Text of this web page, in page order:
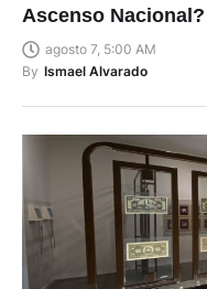
Ascenso
agosto 7, 5:00 AM
By Ismael Alvarado